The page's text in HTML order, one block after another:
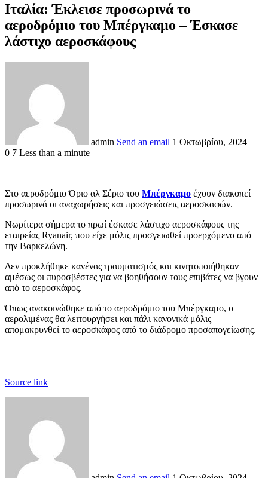
Ιταλία: Έκλεισε προσωρινά το
αεροδρόμιο του Μπέργκαμο – Έσκασε
λάστιχο αεροσκάφους
admin Send an email 1 Οκτωβρίου, 2024
0 7 Less than a minute
Στο αεροδρόμιο Όριο αλ Σέριο του Μπέργκαμο έχουν διακοπεί
προσωρινά οι αναχωρήσεις και προσγειώσεις αεροσκαφών.
Νωρίτερα σήμερα το πρωί έσκασε λάστιχο αεροσκάφους της
εταιρείας Ryanair, που είχε μόλις προσγειωθεί προερχόμενο από
την Βαρκελώνη.
Δεν προκλήθηκε κανένας τραυματισμός και κινητοποιήθηκαν
αμέσως οι πυροσβέστες για να βοηθήσουν τους επιβάτες να βγουν
από το αεροσκάφος.
Όπως ανακοινώθηκε από το αεροδρόμιο του Μπέργκαμο, ο
αερολιμένας θα λειτουργήσει και πάλι κανονικά μόλις
απομακρυνθεί το αεροσκάφος από το διάδρομο προσαπογείωσης.
Source link